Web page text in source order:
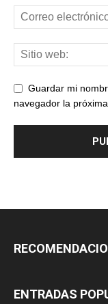
Guardar mi
navegador la
ENTRADAS